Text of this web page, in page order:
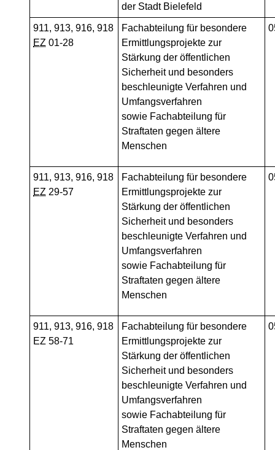
der Stadt Bielefeld
911, 913, 916, 918
EZ 01-28
Fachabteilung für besondere
Ermittlungsprojekte zur
Stärkung der öffentlichen
Sicherheit und besonders
beschleunigte Verfahren und
Umfangsverfahren
sowie Fachabteilung für
Straftaten gegen ältere
Menschen
911, 913, 916, 918
EZ 29-57
Fachabteilung für besondere
Ermittlungsprojekte zur
Stärkung der öffentlichen
Sicherheit und besonders
beschleunigte Verfahren und
Umfangsverfahren
sowie Fachabteilung für
Straftaten gegen ältere
Menschen
911, 913, 916, 918
EZ 58-71
Fachabteilung für besondere
Ermittlungsprojekte zur
Stärkung der öffentlichen
Sicherheit und besonders
beschleunigte Verfahren und
Umfangsverfahren
sowie Fachabteilung für
Straftaten gegen ältere
Menschen